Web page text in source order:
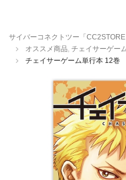
サイバーコネクトツー「CC2STORE
オススメ商品, チェイサーゲー
チェイサーゲーム単行本 12巻